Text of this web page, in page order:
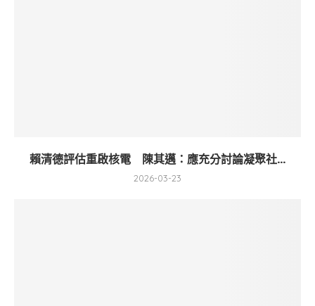
賴清德評估重啟核電 陳其邁：應充分討論凝聚社...
2026-03-23